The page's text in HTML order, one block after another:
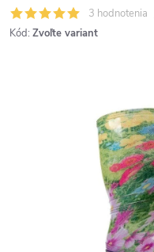
3 hodnotenia
Kód: Zvoľte variant